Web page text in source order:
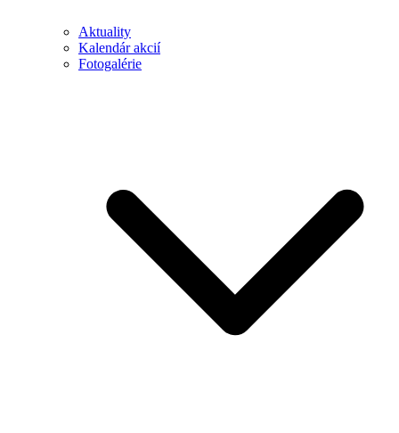
Aktuality
Kalendár akcií
Fotogalérie